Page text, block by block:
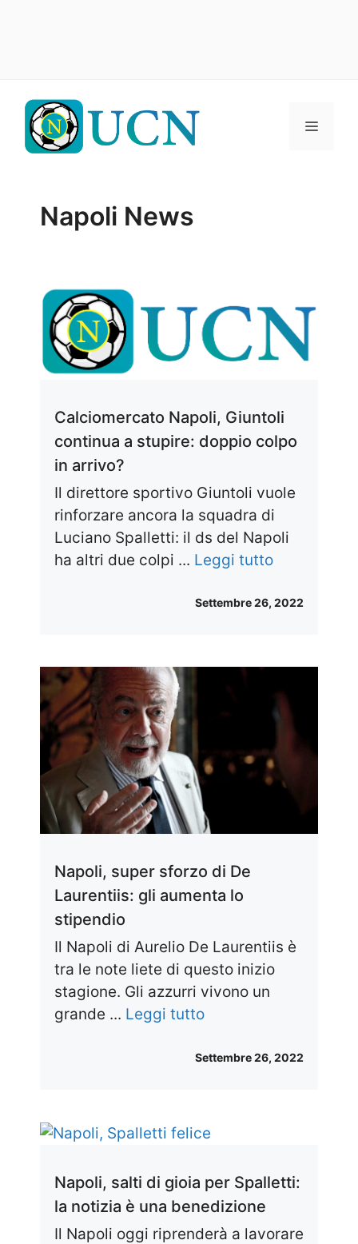
contenuto
Menu
Napoli News
Calciomercato Napoli, Giuntoli
continua a stupire: doppio colpo
in arrivo?
Il direttore sportivo Giuntoli vuole
rinforzare ancora la squadra di
Luciano Spalletti: il ds del Napoli
ha altri due colpi ... Leggi tutto
Settembre 26, 2022
Napoli, super sforzo di De
Laurentiis: gli aumenta lo
stipendio
Il Napoli di Aurelio De Laurentiis è
tra le note liete di questo inizio
stagione. Gli azzurri vivono un
grande ... Leggi tutto
Settembre 26, 2022
Napoli, salti di gioia per Spalletti:
la notizia è una benedizione
Il Napoli oggi riprenderà a lavorare